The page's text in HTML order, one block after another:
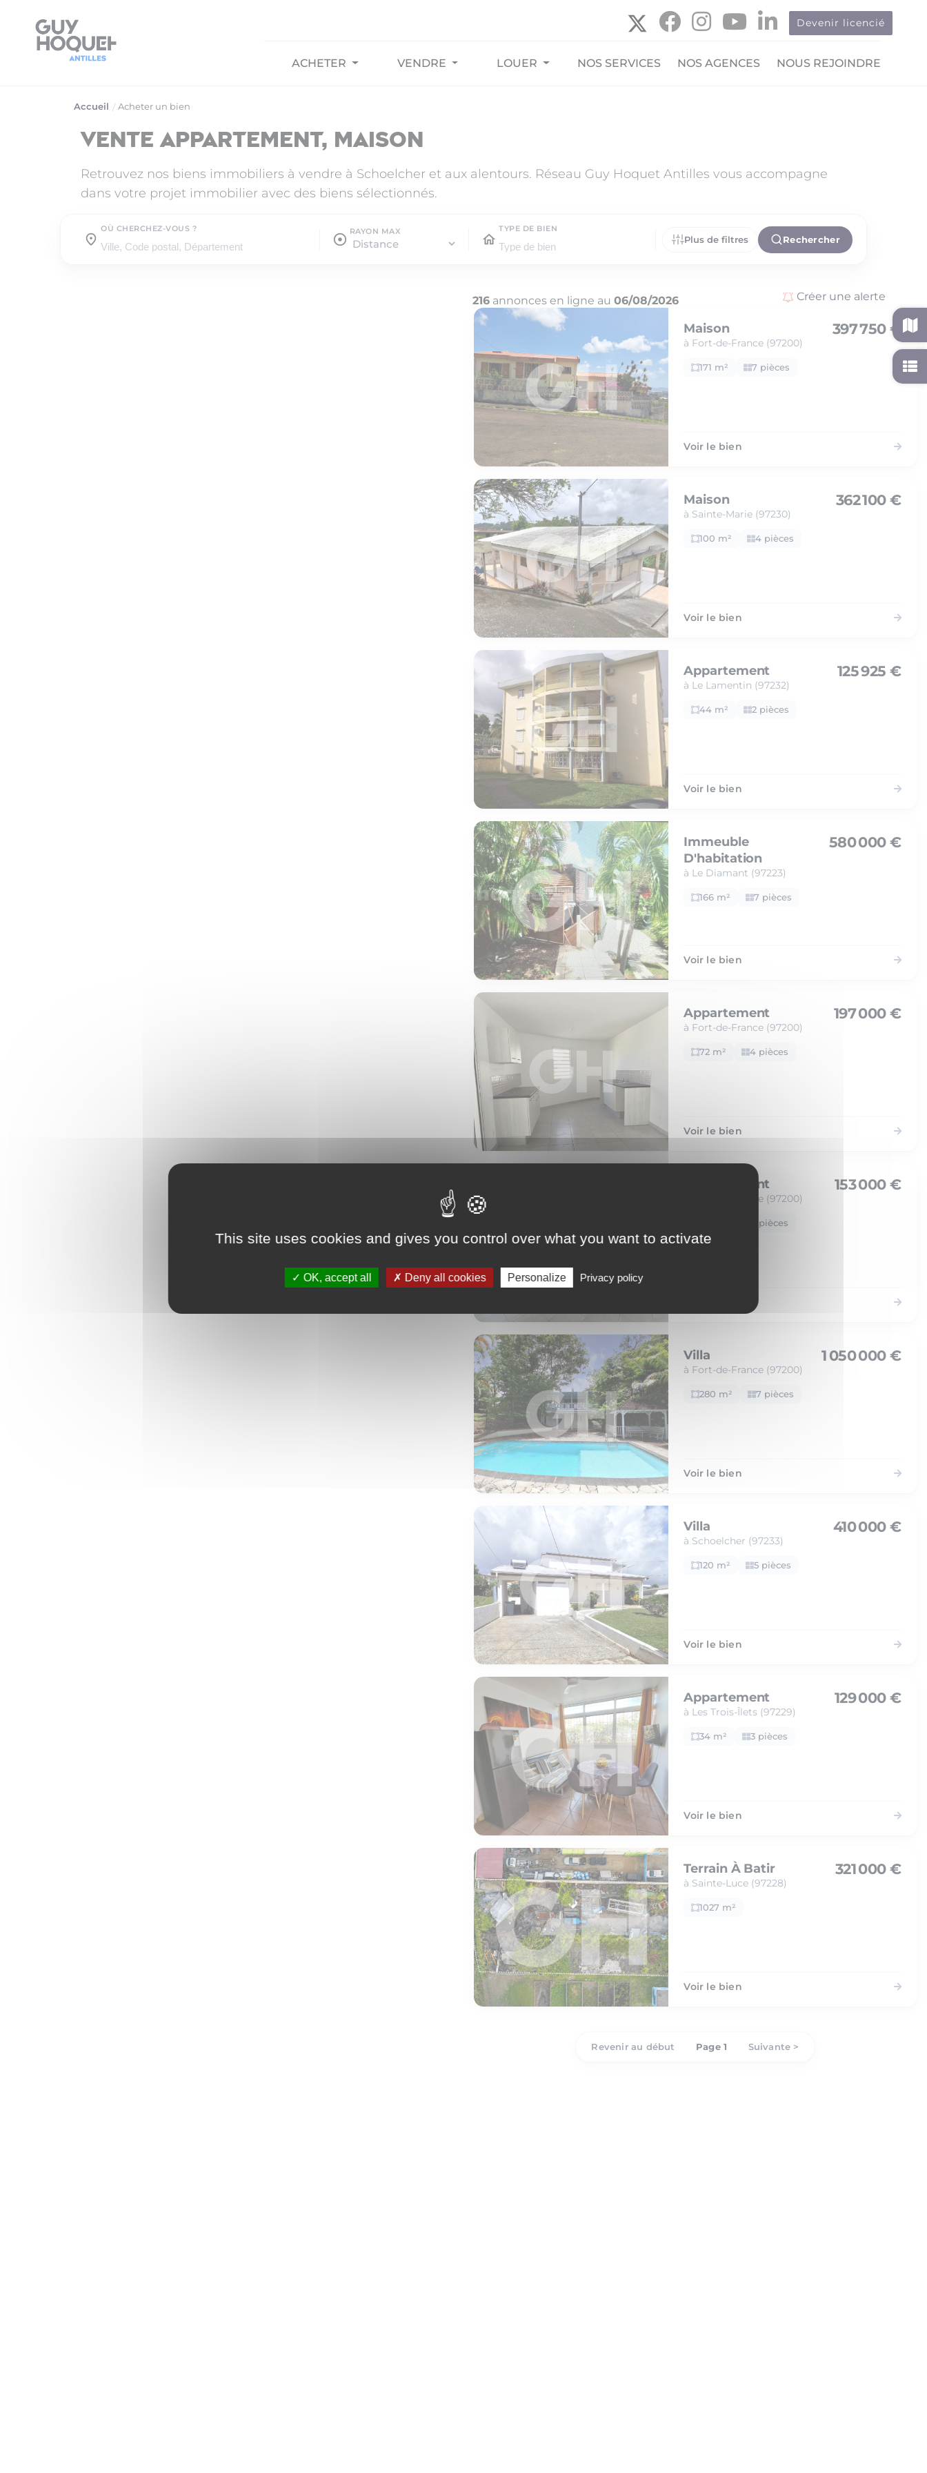
Devenir licencié
ACHETER VENDRE LOUER NOS SERVICES NOS AGENCES NOUS REJOINDRE
Accueil Acheter un bien
Vente appartement, maison
Retrouvez nos biens immobiliers à vendre à Schoelcher et aux alentours. Réseau Guy Hoquet Antilles vous accompagne
dans votre projet immobilier avec des biens sélectionnés.
OÙ CHERCHEZ-VOUS ?
Où cherchez-vous ?
RAYON MAX TYPE DE BIEN
Plus de filtres Rechercher
216 annonces en ligne au06/08/2026 Créer une alerte
Maison
à Fort-de-France (97200)
397 750 €
171 m² 7 pièces
Voir le bien
Maison
à Sainte-Marie (97230)
362 100 €
100 m² 4 pièces
Voir le bien
Appartement
à Le Lamentin (97232)
125 925 €
44 m² 2 pièces
Voir le bien
Immeuble
D'habitation
à Le Diamant (97223)
580 000 €
166 m² 7 pièces
Voir le bien
Appartement
à Fort-de-France (97200)
197 000 €
72 m² 4 pièces
Voir le bien
Appartement
à Fort-de-France (97200)
153 000 €
2 pièces
Villa
à Fort-de-France (97200)
1 050 000 €
280 m² 7 pièces
Voir le bien
Villa
à Schoelcher (97233)
410 000 €
120 m² 5 pièces
Voir le bien
Appartement
à Les Trois-Îlets (97229)
129 000 €
34 m² 3 pièces
Voir le bien
Terrain À Batir
à Sainte-Luce (97228)
321 000 €
1027 m²
Voir le bien
Revenir au début Page 1 Suivante >
This site uses cookies and gives you control over what you want to activate
OK, accept all Deny all cookies Personalize Privacy policy